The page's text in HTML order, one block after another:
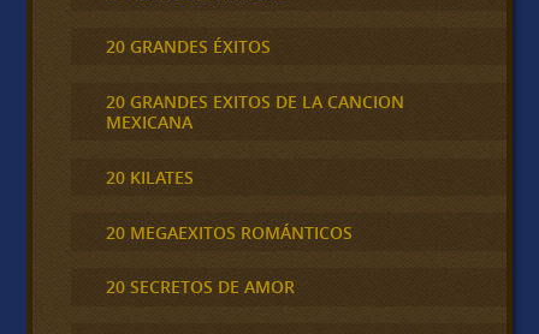
20 GRANDES ÉXITOS
20 GRANDES EXITOS DE LA CANCION
MEXICANA
20 KILATES
20 MEGAEXITOS ROMÁNTICOS
20 SECRETOS DE AMOR